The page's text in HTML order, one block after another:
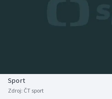
Biatlon
Aplikace ČT sport
Sport
Zdroj: ČT sport